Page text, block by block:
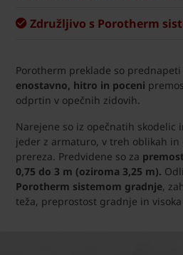
Združljivo s Porotherm
Porotherm preklade so
enostavno, hitro in poceni
odprtin v opečnih zidovih.
Narejene so iz opečnatih
jeder z armaturo, v treh oblikah
prereza. Predvidene so za
0,75 do 3 m (oziroma 3,25 m).
Porotherm sistemom gradnje,
teža, preprostost gradnje in visoka